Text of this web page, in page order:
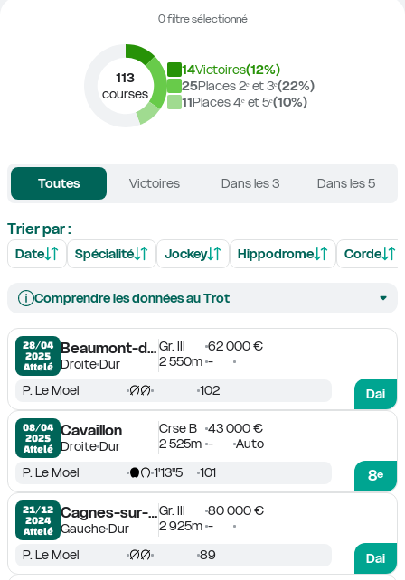
0 filtre sélectionné
113
courses
14Victoires(12%)
25Places 2ᵉ et 3ᵉ(22%)
11Places 4ᵉ et 5ᵉ(10%)
Toutes Victoires Dans les 3 Dans les 5
Trier par :
Date Spécialité Jockey Hippodrome Corde
Comprendre les données au Trot
28/04
2025
Attelé
Beaumont-de-Lomagne
DroiteDur
Gr. III
62 000 €
2 550m -
Dai
P. Le Moel 102
08/04
2025
Attelé
Cavaillon
DroiteDur
Crse B
43 000 €
2 525m - Auto
8e
P. Le Moel 1'13''5 101
21/12
2024
Attelé
Cagnes-sur-Mer
GaucheDur
Gr. III
80 000 €
2 925m -
Dai
P. Le Moel 89